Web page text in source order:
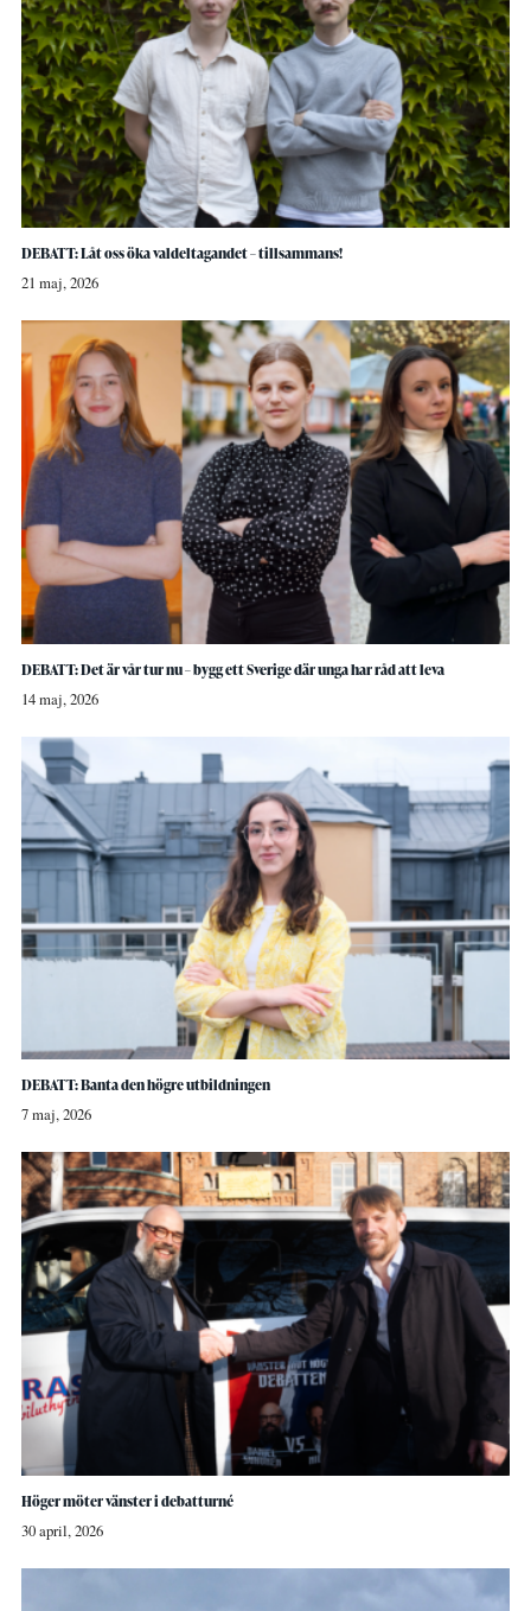
DEBATT: Låt oss öka valdeltagandet – tillsammans!
21 maj, 2026
DEBATT: Det är vår tur nu – bygg ett Sverige där unga har råd att leva
14 maj, 2026
DEBATT: Banta den högre utbildningen
7 maj, 2026
Höger möter vänster i debatturné
30 april, 2026